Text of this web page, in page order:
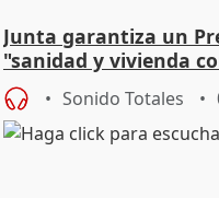
Junta garantiza un
"sanidad y vivienda
Sonido Totales